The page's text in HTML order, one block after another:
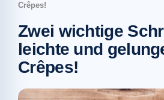
Crêpes!
Zwei wichtige
leichte und
Crêpes!